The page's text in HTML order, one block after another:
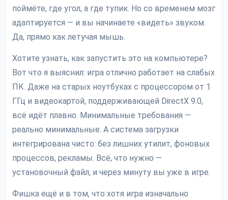
поймёте, где угол, а где тупик. Но со временем мозг
адаптируется — и вы начинаете «видеть» звуком.
Да, прямо как летучая мышь.
Хотите узнать, как запустить это на компьютере?
Вот что я выяснил: игра отлично работает на слабых
ПК. Даже на старых ноутбуках с процессором от 1
ГГц и видеокартой, поддерживающей DirectX 9.0,
всё идёт плавно. Минимальные требования —
реально минимальные. А система загрузки
интегрирована чисто: без лишних утилит, фоновых
процессов, рекламы. Всё, что нужно —
установочный файл, и через минуту вы уже в игре.
Фишка ещё и в том, что хотя игра изначально